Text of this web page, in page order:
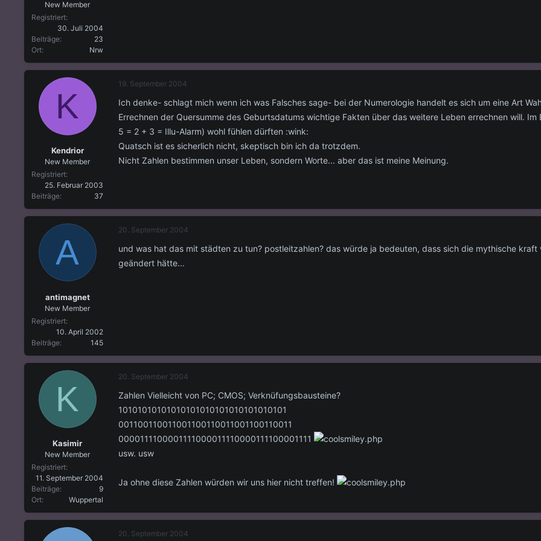
New Member
Registriert
30. Juli 2004
Beiträge
23
Ort
Nrw
K
Kendrior
New Member
Registriert
25. Februar 2003
Beiträge
37
19. September 2004
Ich denke- schlagt mich wenn ich was Falsches sage- bei der Numerologie handelt es sich um eine Art
Errechnen der Quersumme des Geburtsdatums wichtige Fakten über das weitere Leben errechnen will.
5 = 2 + 3 = Illu-Alarm) wohl fühlen dürften :wink:
Quatsch ist es sicherlich nicht, skeptisch bin ich da trotzdem.
Nicht Zahlen bestimmen unser Leben, sondern Worte... aber das ist meine Meinung.
A
antimagnet
New Member
Registriert
10. April 2002
Beiträge
145
20. September 2004
und was hat das mit städten zu tun? postleitzahlen? das würde ja bedeuten, dass sich die mythische
geändert hätte...
K
Kasimir
New Member
Registriert
11. September 2004
Beiträge
9
Ort
Wuppertal
20. September 2004
Zahlen Vielleicht von PC; CMOS; Verknüfungsbausteine?
10101010101010101010101010101010101
001100110011001100110011001100110011
0000111100001111000011110000111100001111
usw. usw
Ja ohne diese Zahlen würden wir uns hier nicht treffen!
20. September 2004